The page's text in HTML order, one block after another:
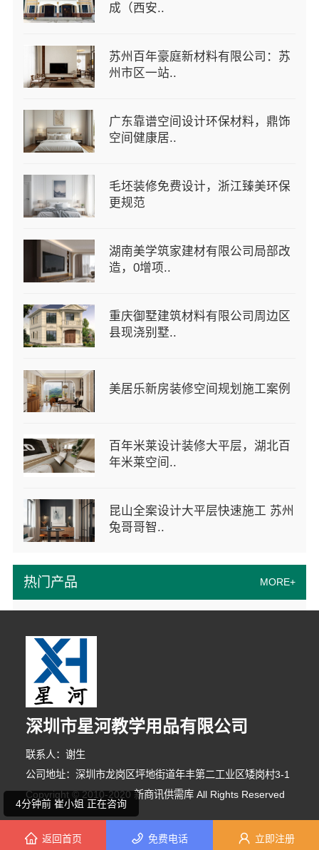
热门产品 MORE+
成（西安..
苏州百年豪庭新材料有限公司：苏
州市区一站..
广东靠谱空间设计环保材料，鼎饰
空间健康居..
毛坯装修免费设计，浙江臻美环保
更规范
湖南美学筑家建材有限公司局部改
造，0增项..
重庆御墅建筑材料有限公司周边区
县现浇别墅..
美居乐新房装修空间规划施工案例
百年米莱设计装修大平层，湖北百
年米莱空间..
昆山全案设计大平层快速施工 苏州
兔哥哥智..
深圳市星河教学用品有限公司
联系人：谢生
公司地址：深圳市龙岗区坪地街道年丰第二工业区矮岗村3-1
Copyright © 2010-2020 新商讯供需库 All Rights Reserved
9分钟前 刘女士 正在咨询
10分钟前 陈小姐 正在咨询
4分钟前 崔小姐 正在咨询
4分钟前 刘小姐 正在咨询
返回首页 免费电话 立即注册